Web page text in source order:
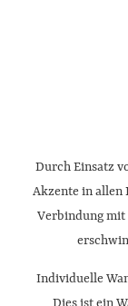
Durch Einsatz
Akzente in allen
Verbindung mit
Individuelle
Dies ist ein